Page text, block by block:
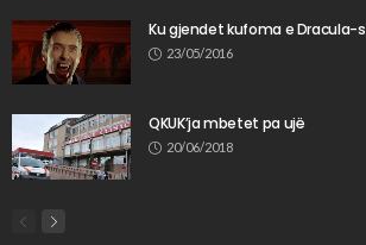
Ku gjendet kufoma e Dracula-s
23/05/2016
QKUK’ja mbetet pa ujë
20/06/2018